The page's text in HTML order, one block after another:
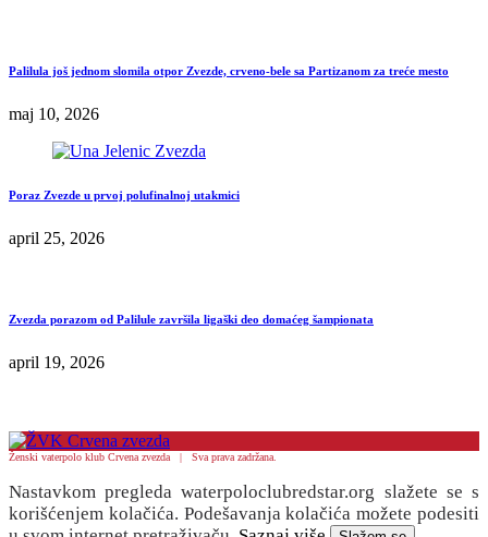
Palilula još jednom slomila otpor Zvezde, crveno-bele sa Partizanom za treće mesto
maj 10, 2026
Poraz Zvezde u prvoj polufinalnoj utakmici
april 25, 2026
Zvezda porazom od Palilule završila ligaški deo domaćeg šampionata
april 19, 2026
Ženski vaterpolo klub Crvena zvezda | Sva prava zadržana.
Nastavkom pregleda waterpoloclubredstar.org slažete se s
korišćenjem kolačića. Podešavanja kolačića možete podesiti